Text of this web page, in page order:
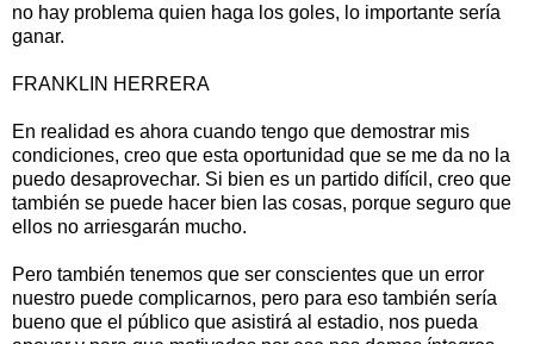
no hay problema quien haga los goles, lo importante sería
ganar.
FRANKLIN HERRERA
En realidad es ahora cuando tengo que demostrar mis
condiciones, creo que esta oportunidad que se me da no la
puedo desaprovechar. Si bien es un partido difícil, creo que
también se puede hacer bien las cosas, porque seguro que
ellos no arriesgarán mucho.
Pero también tenemos que ser conscientes que un error
nuestro puede complicarnos, pero para eso también sería
bueno que el público que asistirá al estadio, nos pueda